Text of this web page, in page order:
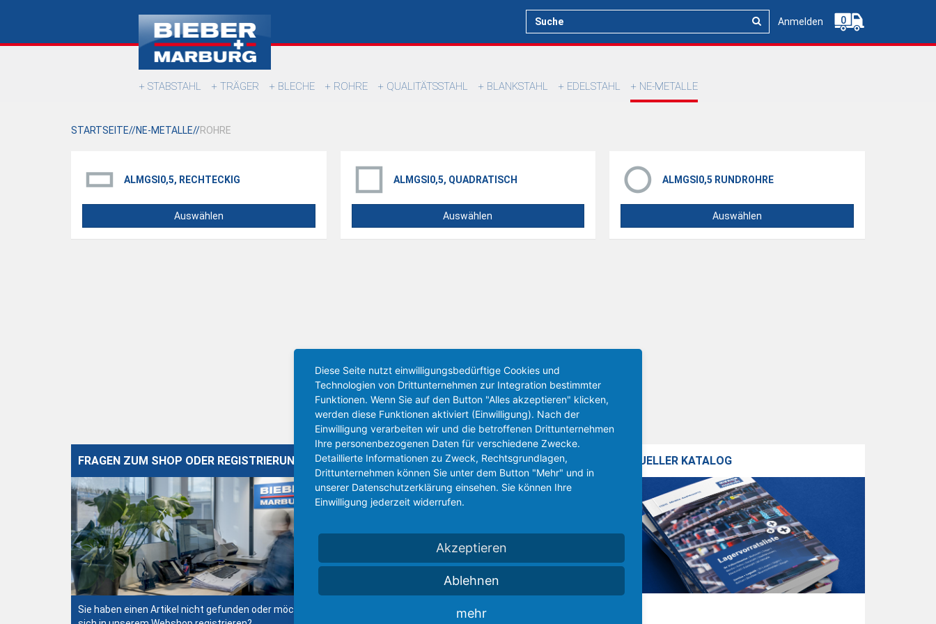
Anmelden 0
STABSTAHL TRÄGER BLECHE ROHRE QUALITÄTSSTAHL BLANKSTAHL EDELSTAHL NE-METALLE
STARTSEITE NE-METALLE ROHRE
ALMGSI0,5, RECHTECKIG
Auswählen
ALMGSI0,5, QUADRATISCH
Auswählen
ALMGSI0,5 RUNDROHRE
Auswählen
FRAGEN ZUM SHOP ODER REGISTRIERUNG?
Sie haben einen Artikel nicht gefunden oder möchten
BREITES LAGERSPEKTRUM
Am Standort Gießen entstand in den letzten Jahren
das größte Stahlhandels- und –Logistikzentrum
AKTUELLER KATALOG
Diese Seite nutzt einwilligungsbedürftige Cookies und
Technologien von Drittunternehmen zur Integration bestimmter
Funktionen. Wenn Sie auf den Button "Alles akzeptieren" klicken,
werden diese Funktionen aktiviert (Einwilligung). Nach der
Einwilligung verarbeiten wir und die betroffenen Drittunternehmen
Ihre personenbezogenen Daten für verschiedene Zwecke.
Detaillierte Informationen zu Zweck, Rechtsgrundlagen,
Drittunternehmen können Sie unter dem Button "Mehr" und in
unserer Datenschutzerklärung einsehen. Sie können Ihre
Einwilligung jederzeit widerrufen.
Akzeptieren
Ablehnen
mehr